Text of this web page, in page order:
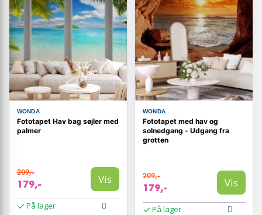
WONDA
Fototapet Hav bag søjler med
palmer
209,-
179,- Vis
På lager
WONDA
Fototapet med hav og
solnedgang - Udgang fra
grotten
209,-
179,- Vis
På lager